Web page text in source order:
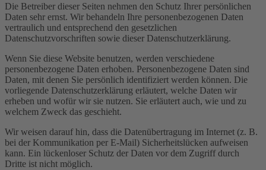
Die Betreiber dieser Seiten nehmen den Schutz Ihrer persönlichen
Daten sehr ernst. Wir behandeln Ihre personenbezogenen Daten
vertraulich und entsprechend den gesetzlichen
Datenschutzvorschriften sowie dieser Datenschutzerklärung.
Wenn Sie diese Website benutzen, werden verschiedene
personenbezogene Daten erhoben. Personenbezogene Daten sind
Daten, mit denen Sie persönlich identifiziert werden können. Die
vorliegende Datenschutzerklärung erläutert, welche Daten wir
erheben und wofür wir sie nutzen. Sie erläutert auch, wie und zu
welchem Zweck das geschieht.
Wir weisen darauf hin, dass die Datenübertragung im Internet (z. B.
bei der Kommunikation per E-Mail) Sicherheitslücken aufweisen
kann. Ein lückenloser Schutz der Daten vor dem Zugriff durch
Dritte ist nicht möglich.